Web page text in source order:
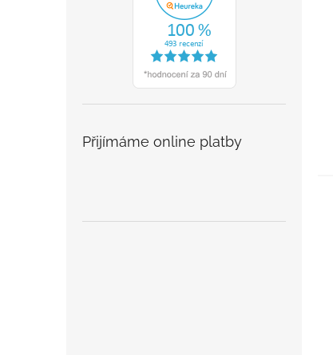
Přijímáme online platby